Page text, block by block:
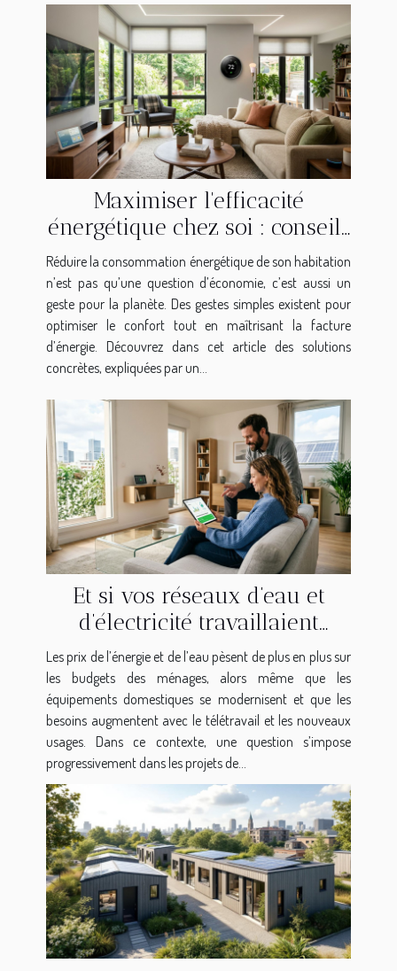
Maximiser l'efficacité
énergétique chez soi : conseils
pratiques
Réduire la consommation énergétique de son habitation
n’est pas qu’une question d’économie, c’est aussi un
geste pour la planète. Des gestes simples existent pour
optimiser le confort tout en maîtrisant la facture
d’énergie. Découvrez dans cet article des solutions
concrètes, expliquées par un...
Et si vos réseaux d’eau et
d’électricité travaillaient
ensemble pour réduire vos
factures ?
Les prix de l’énergie et de l’eau pèsent de plus en plus sur
les budgets des ménages, alors même que les
équipements domestiques se modernisent et que les
besoins augmentent avec le télétravail et les nouveaux
usages. Dans ce contexte, une question s’impose
progressivement dans les projets de...